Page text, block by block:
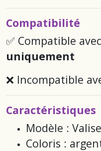
Compatibilité
✅ Compatible
uniquement
❌ Incompatible
Caractéristiques
Modèle : Valise
Coloris :